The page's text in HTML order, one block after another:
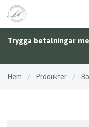
Trygga betalningar
Hem / Produkter /